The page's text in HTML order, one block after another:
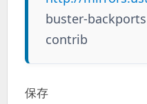
buster-
contrib
保存